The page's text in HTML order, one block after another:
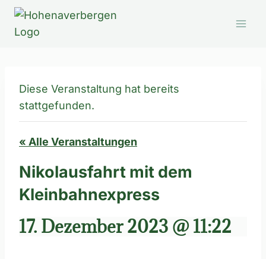
Zum
springen
Diese Veranstaltung hat bereits
stattgefunden.
« Alle Veranstaltungen
Nikolausfahrt mit dem
Kleinbahnexpress
17. Dezember 2023 @ 11:22